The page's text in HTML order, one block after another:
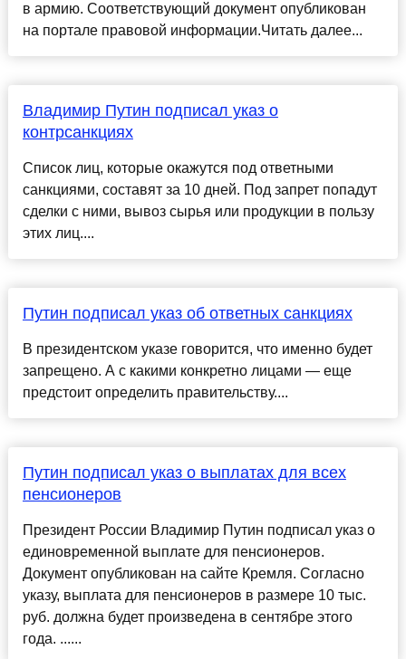
в армию. Соответствующий документ опубликован
на портале правовой информации.Читать далее...
Владимир Путин подписал указ о
контрсанкциях
Список лиц, которые окажутся под ответными
санкциями, составят за 10 дней. Под запрет попадут
сделки с ними, вывоз сырья или продукции в пользу
этих лиц....
Путин подписал указ об ответных санкциях
В президентском указе говорится, что именно будет
запрещено. А с какими конкретно лицами — еще
предстоит определить правительству....
Путин подписал указ о выплатах для всех
пенсионеров
Президент России Владимир Путин подписал указ о
единовременной выплате для пенсионеров.
Документ опубликован на сайте Кремля. Согласно
указу, выплата для пенсионеров в размере 10 тыс.
руб. должна будет произведена в сентябре этого
года. ......